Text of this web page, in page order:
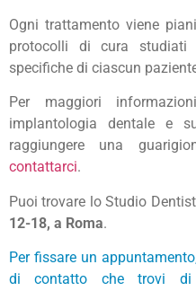
Ogni trattamento viene
protocolli di cura studiati
specifiche di ciascun
Per maggiori
implantologia dentale e
raggiungere una
contattarci.
Puoi trovare lo Studio
12-18, a Roma.
Per fissare un
di contatto che trovi di